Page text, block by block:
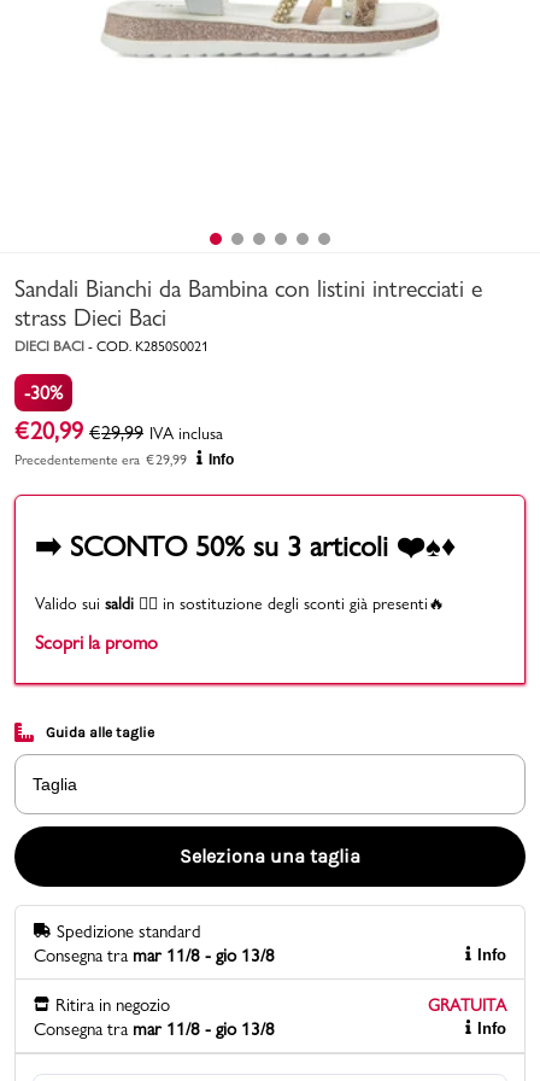
Bambino
Marchi
Carrello
Promo & News
negozi
pcard
Gift card
Sandali Bianchi da Bambina con listini intrecciati e
strass Dieci Baci
DIECI BACI - COD. K2850S0021
-30%
€20,99 €29,99 IVA inclusa
Precedentemente era €29,99 Info
➡️ SCONTO 50% su 3 articoli ❤️♠️♦️
Valido sui saldi 👉🏻 in sostituzione degli sconti già presenti🔥
Scopri la promo
Guida alle taglie
Taglia
Seleziona una taglia
Spedizione standard
Consegna tra mar 11/8 - gio 13/8 Info
Ritira in negozio
GRATUITA
Consegna tra mar 11/8 - gio 13/8 Info